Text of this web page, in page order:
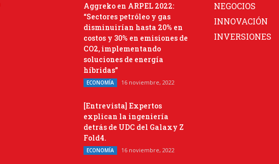
Aggreko en ARPEL 2022:
“Sectores petróleo y gas
disminuirían hasta 20% en
costos y 30% en emisiones de
CO2, implementando
soluciones de energía
híbridas”
ECONOMÍA 16 noviembre, 2022
[Entrevista] Expertos
explican la ingeniería
detrás de UDC del Galaxy Z
Fold4.
ECONOMÍA 16 noviembre, 2022
NEGOCIOS
INNOVACIÓN
INVERSIONES